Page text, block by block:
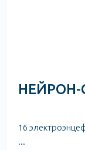
НЕЙРОН-
16
...